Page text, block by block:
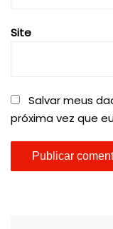
Site
Salvar meus
próxima vez que